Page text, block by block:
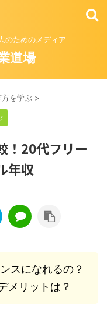
のためのメディア
道場
を学ぶ >
！20代フリー
年収
スになれるの？
メリットは？